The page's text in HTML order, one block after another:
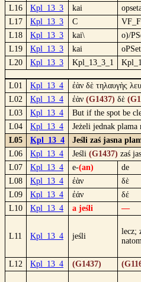
L16
Kpl_13_3 kai
L17
Kpl_13_3 C
L18
Kpl_13_3 kai\ o)/
L19
Kpl_13_3 kai
L20
Kpl_13_3 Kpl_13_3_1
L01 Kpl_13_4
ἐὰν δὲ τηλαυγὴς
L02
Kpl_13_4 ἐὰν (G1437) δὲ
L03
Kpl_13_4
But if the spot be
L04
Kpl_13_4
Jeżeli jednak plama
L05
Kpl_13_4
Jeśli zaś jasna
L06
Kpl_13_4 Jeśli (G1437) zaś
L07
Kpl_13_4 e-(an) de
L08
Kpl_13_4 ἐὰν δὲ
L09
Kpl_13_4 ἐάν δέ
L10
Kpl_13_4 a jeśli —
L11 Kpl_13_4 jeśli
lecz;
L12 Kpl_13_4 (G1437)